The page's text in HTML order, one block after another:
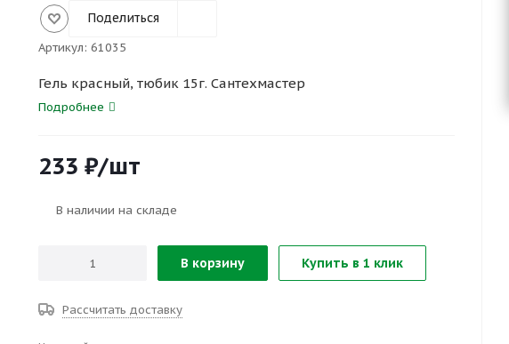
Поделиться
Артикул: 61035
Гель красный, тюбик 15г. Сантехмастер
Подробнее
233 ₽/шт
В наличии на складе
В корзину Купить в 1 клик
Рассчитать доставку